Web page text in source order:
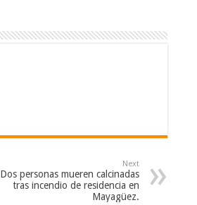
Next
Dos personas mueren calcinadas
tras incendio de residencia en
Mayagüez.